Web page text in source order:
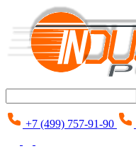
+7 (499) 757-91-90